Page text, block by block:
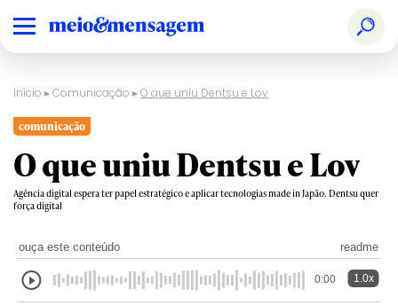
Início ▸Comunicação ▸O que uniu Dentsu e Lov
comunicação
O que uniu Dentsu e Lov
Agência digital espera ter papel estratégico e aplicar tecnologias made in Japão. Dentsu quer
força digital
ouça este conteúdo readme
0:00 1.0x